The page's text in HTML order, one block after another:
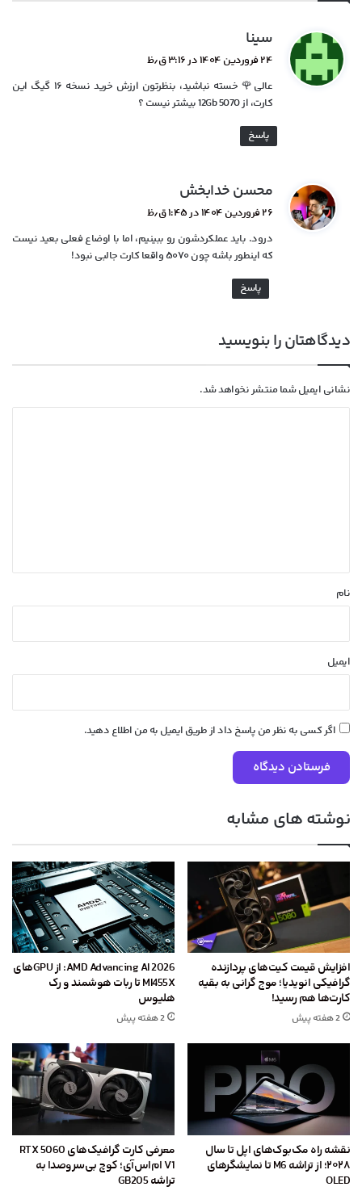
سینا
:
۲۴ فروردین ۱۴۰۴ در ۳:۱۶ ق٫ظ
عالی🌹 خسته نباشید، بنظرتون ارزش خرید نسخه ۱۶ گیگ این
کارت، از 5070 12Gb بیشتر نیست ؟
پاسخ
محسن خدابخش
ف
:
۲۶ فروردین ۱۴۰۴ در ۱:۴۵ ق٫ظ
درود. باید عملکردشون رو ببینیم، اما با اوضاع فعلی بعید نیست
که اینطور باشه چون ۵۰۷۰ واقعا کارت جالبی نبود!
پاسخ
دیدگاهتان را بنویسید
نشانی ایمیل شما منتشر نخواهد شد.
نام
ایمیل
اگر کسی به نظر من پاسخ داد از طریق ایمیل به من اطلاع دهید.
نوشته های مشابه
افزایش قیمت کیت‌های پردازنده
گرافیکی انویدیا؛ موج گرانی به بقیه
کارت‌ها هم رسید!
2 هفته پیش
AMD Advancing AI 2026: از GPU‌های
MI455X تا ربات هوشمند و رک
هلیوس
2 هفته پیش
نقشه راه مک‌بوک‌های اپل تا سال
۲۰۲۸؛ از تراشه M6 تا نمایشگرهای
OLED
معرفی کارت گرافیک‌های RTX 5060
V1 ام‌اس‌آی؛ کوچ بی‌سروصدا به
تراشه GB205